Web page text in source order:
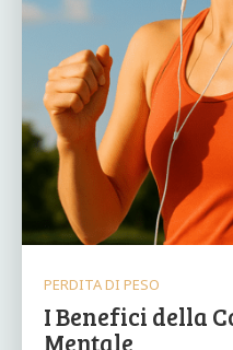
PERDITA DI PESO
I Benefici della
Mentale